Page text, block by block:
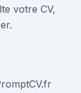
votre CV,